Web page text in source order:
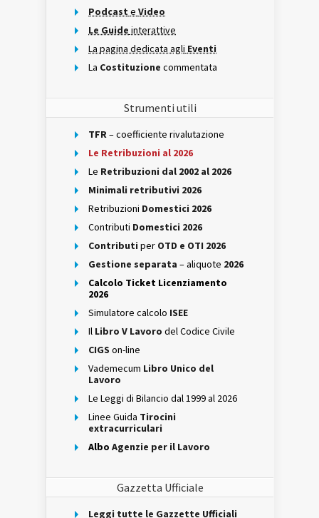
Podcast e Video
Le Guide interattive
La pagina dedicata agli Eventi
La Costituzione commentata
Strumenti utili
TFR– coefficiente rivalutazione
Le Retribuzioni al 2026
Le Retribuzioni dal 2002 al 2026
Minimali retributivi 2026
Retribuzioni Domestici 2026
Contributi Domestici 2026
Contributi per OTD e OTI 2026
Gestione separata – aliquote 2026
Calcolo Ticket Licenziamento
2026
Simulatore calcolo ISEE
Il Libro V Lavoro del Codice Civile
CIGS on-line
Vademecum Libro Unico del
Lavoro
Le Leggi di Bilancio dal 1999 al 2026
Linee Guida Tirocini
extracurriculari
Albo Agenzie per il Lavoro
Gazzetta Ufficiale
Leggi tutte le Gazzette Ufficiali